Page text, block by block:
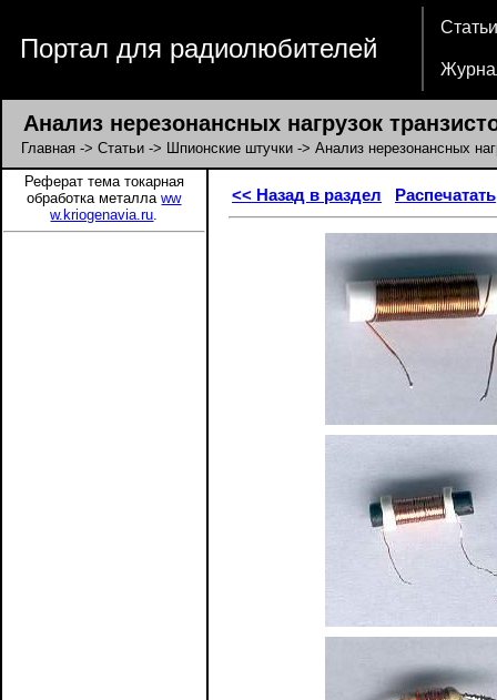
Портал для радиолюбителей
Статьи
Анализ нерезонансных нагрузок
Главная -> Статьи -> Шпионские штучки -> Анализ нерезонансных
Реферат тема токарная
обработка металлаww
w.kriogenavia.ru.
<< Назад в раздел Распечатать